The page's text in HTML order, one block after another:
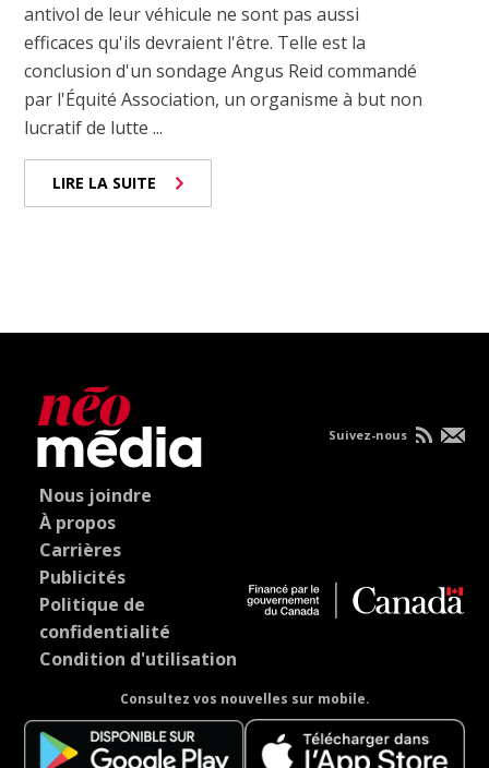
antivol de leur véhicule ne sont pas aussi
efficaces qu'ils devraient l'être. Telle est la
conclusion d'un sondage Angus Reid commandé
par l'Équité Association, un organisme à but non
lucratif de lutte ...
LIRE LA SUITE
Nous joindre
À propos
Carrières
Publicités
Politique de
confidentialité
Condition d'utilisation
Consultez vos nouvelles sur mobile.
Suivez-nous